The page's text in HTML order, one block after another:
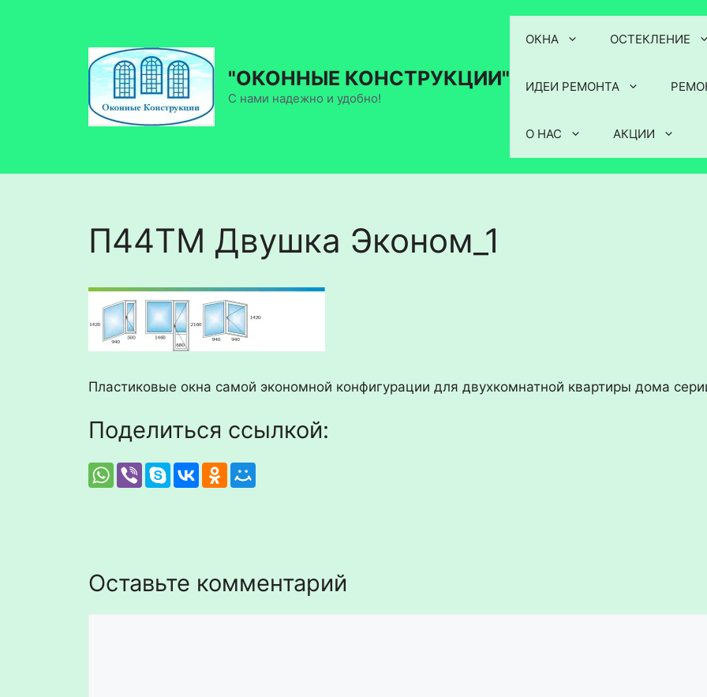
содержимому
"ОКОННЫЕ КОНСТРУКЦИИ"
С нами надежно и удобно!
ОКНА ОСТЕКЛЕНИЕ
ИДЕИ РЕМОНТА
О НАС АКЦИИ
П44ТМ Двушка Эконом_1
Пластиковые окна самой экономной конфигурации для двухкомнатной квартиры дома
Поделиться ссылкой:
Оставьте комментарий